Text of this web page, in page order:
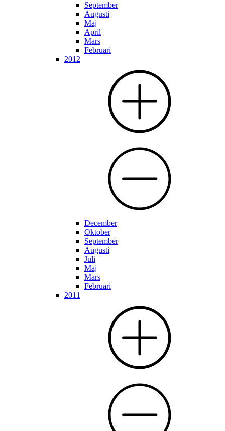
September
Augusti
Maj
April
Mars
Februari
2012
December
Oktober
September
Augusti
Juli
Maj
Mars
Februari
2011